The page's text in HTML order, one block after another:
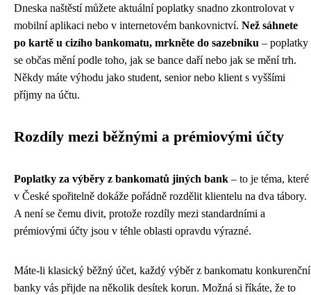
Dneska naštěstí můžete aktuální poplatky snadno zkontrolovat v
mobilní aplikaci nebo v internetovém bankovnictví. Než sáhnete
po kartě u cizího bankomatu, mrkněte do sazebníku – poplatky
se občas mění podle toho, jak se bance daří nebo jak se mění trh.
Někdy máte výhodu jako student, senior nebo klient s vyššími
příjmy na účtu.
Rozdíly mezi běžnými a prémiovými účty
Poplatky za výběry z bankomatů jiných bank – to je téma, které
v České spořitelně dokáže pořádně rozdělit klientelu na dva tábory.
A není se čemu divit, protože rozdíly mezi standardními a
prémiovými účty jsou v téhle oblasti opravdu výrazné.
Máte-li klasický běžný účet, každý výběr z bankomatu konkurenční
banky vás přijde na několik desítek korun. Možná si říkáte, že to